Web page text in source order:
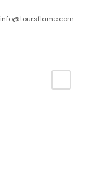
info@toursflame.com